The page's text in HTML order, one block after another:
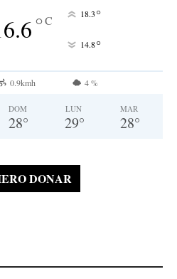
°C 18.3°
14.8°
0.9kmh 4 %
DOM
28°
LUN
29°
MAR
28°
DONAR